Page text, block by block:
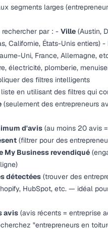
segments larges
rechercher par : - Ville (Austin,
Californie, États-Unis entiers) -
Uni, France, Allemagne,
électricité, plomberie,
des filtres intelligents
en utilisant des filtres qui
(seulement des entrepreneurs
d'avis (au moins 20 avis
(filtrer pour des
My Business revendiqué
détectées (trouver des
HubSpot, etc. — idéal
avis (avis récents = entreprise
"entrepreneurs en